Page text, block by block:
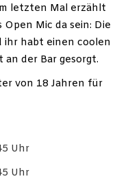
letzten Mal erzählt
Mic da sein: Die
ihr habt einen coolen
der Bar gesorgt.
von 18 Jahren für
Uhr
Uhr